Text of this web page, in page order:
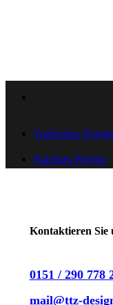
Vorheriges Projekt
Nächstes Projekt
Kontaktieren Sie
0151 / 290 778
mail@ttz-